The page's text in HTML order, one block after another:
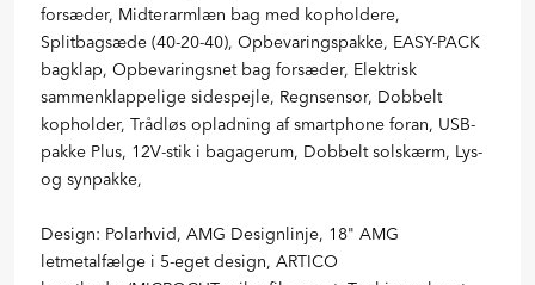
forsæder, Midterarmlæn bag med kopholdere,
Splitbagsæde (40-20-40), Opbevaringspakke, EASY-PACK
bagklap, Opbevaringsnet bag forsæder, Elektrisk
sammenklappelige sidespejle, Regnsensor, Dobbelt
kopholder, Trådløs opladning af smartphone foran, USB-
pakke Plus, 12V-stik i bagagerum, Dobbelt solskærm, Lys-
og synpakke,
Design: Polarhvid, AMG Designlinje, 18" AMG
letmetalfælge i 5-eget design, ARTICO